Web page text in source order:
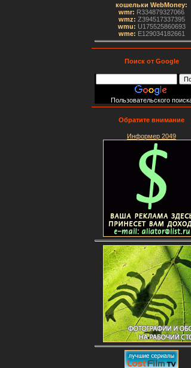
кошельки WebMoney:
wmr: R334879327066
wmz: Z394517337395
wmu: U175525860693
wme: E129034182661
Поиск от Google
Пользовательского
Обратите внимание
Информер 2049